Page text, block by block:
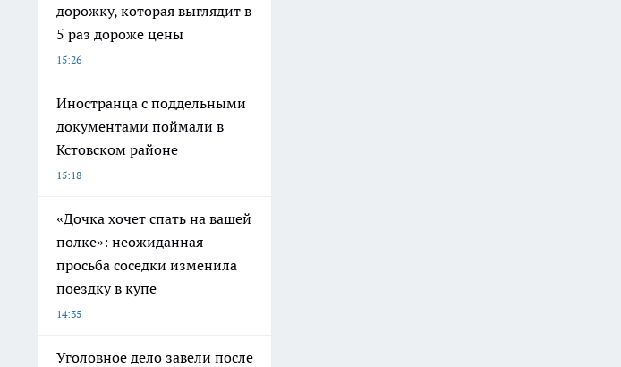
дорожку, которая выглядит в
5 раз дороже цены
15:26
Иностранца с поддельными
документами поймали в
Кстовском районе
15:18
«Дочка хочет спать на вашей
полке»: неожиданная
просьба соседки изменила
поездку в купе
14:35
Уголовное дело завели после